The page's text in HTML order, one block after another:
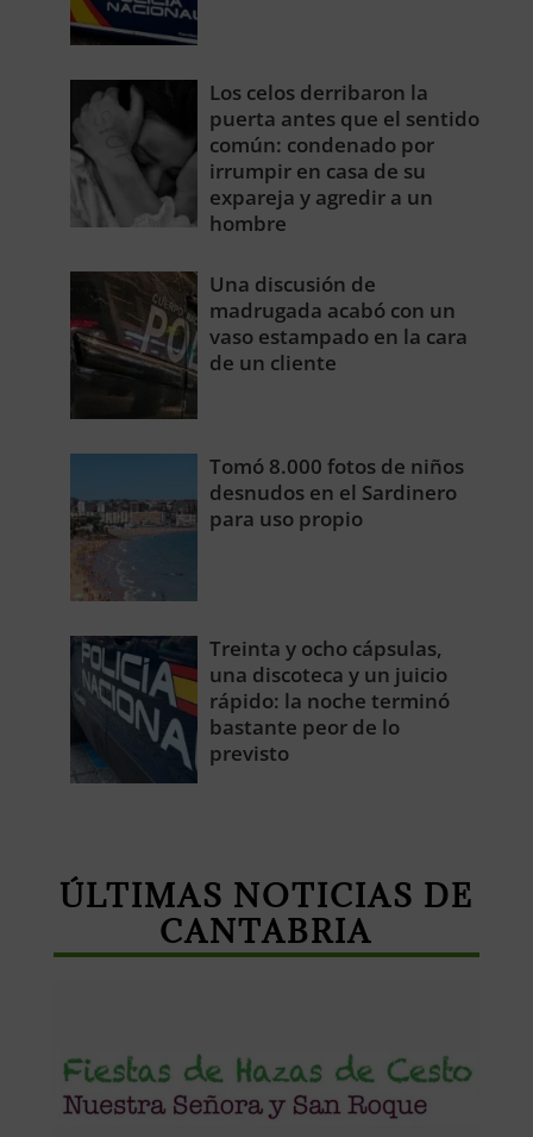
Los celos derribaron la
puerta antes que el sentido
común: condenado por
irrumpir en casa de su
expareja y agredir a un
hombre
Una discusión de
madrugada acabó con un
vaso estampado en la cara
de un cliente
Tomó 8.000 fotos de niños
desnudos en el Sardinero
para uso propio
Treinta y ocho cápsulas,
una discoteca y un juicio
rápido: la noche terminó
bastante peor de lo
previsto
ÚLTIMAS NOTICIAS DE
CANTABRIA